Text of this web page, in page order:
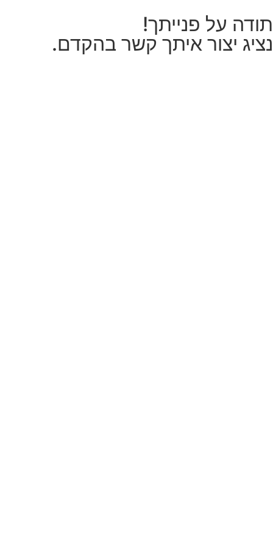
תודה על פנייתך!
נציג יצור איתך קשר בהקדם.